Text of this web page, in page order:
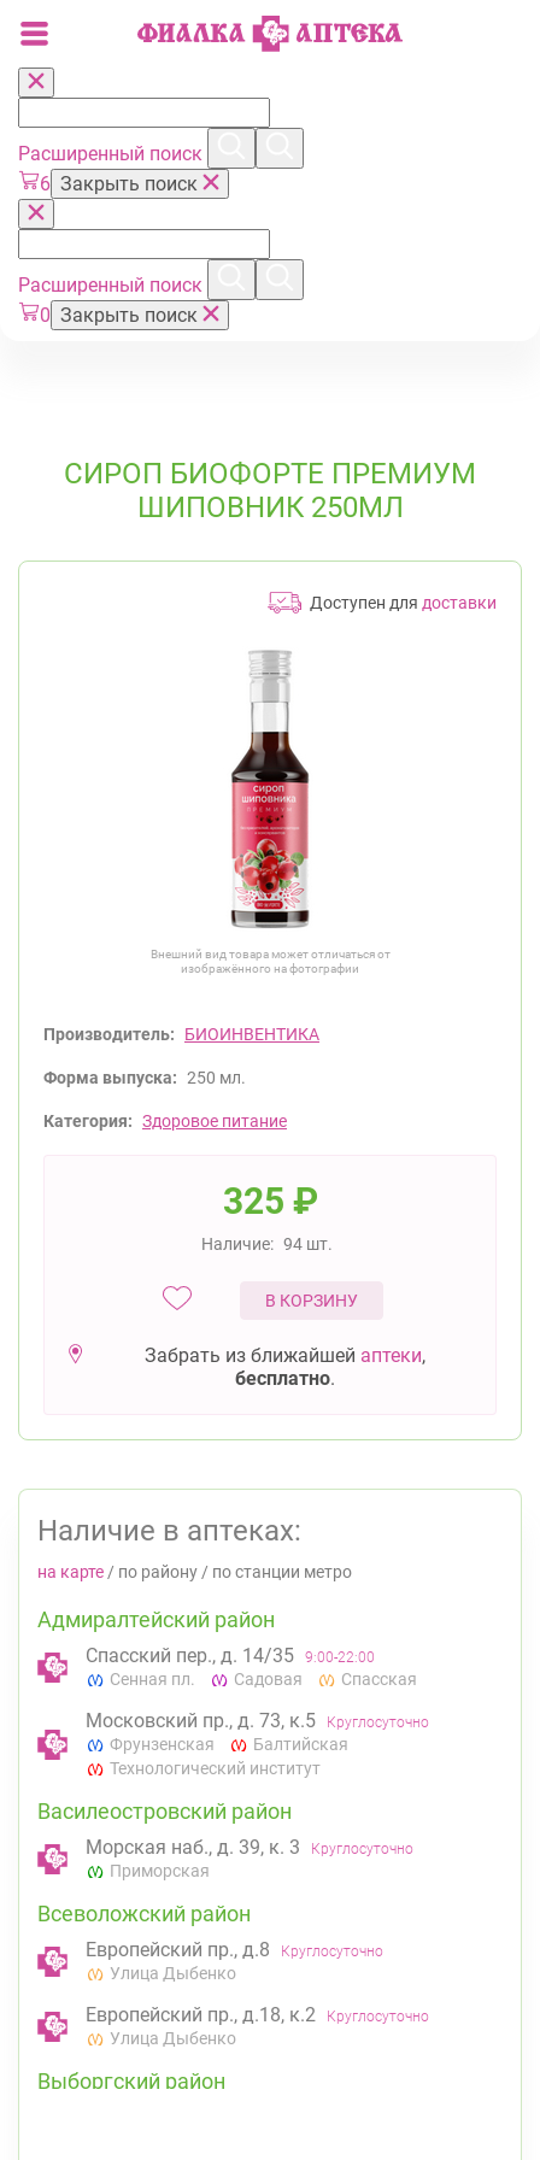
Расширенный поиск
6 Закрыть поиск
Расширенный поиск
0 Закрыть поиск
СИРОП БИОФОРТЕ ПРЕМИУМ
ШИПОВНИК 250МЛ
Доступен для доставки
Внешний вид товара может отличаться от
изображённого на фотографии
Производитель: БИОИНВЕНТИКА
Форма выпуска: 250 мл.
Категория: Здоровое питание
325 ₽
Наличие: 94 шт.
В КОРЗИНУ
Забрать из ближайшей аптеки,
бесплатно.
Наличие в аптеках:
на карте / по району / по станции метро
Адмиралтейский район
Спасский пер., д. 14/35 9:00-22:00
Сенная пл. Садовая Спасская
Московский пр., д. 73, к.5 Круглосуточно
Фрунзенская
Балтийская
Технологический институт
Василеостровский район
Морская наб., д. 39, к. 3 Круглосуточно
Приморская
Всеволожский район
Европейский пр., д.8 Круглосуточно
Улица Дыбенко
Европейский пр., д.18, к.2 Круглосуточно
Улица Дыбенко
Выборгский район